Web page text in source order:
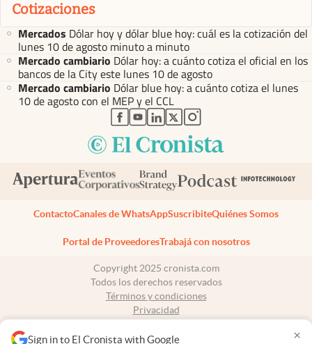
Sign in to El Cronista with Google ×
Cotizaciones
Mercados Dólar hoy y dólar blue hoy: cuál es la cotización del
lunes 10 de agosto minuto a minuto
Mercado cambiario Dólar hoy: a cuánto cotiza el oficial en los
bancos de la City este lunes 10 de agosto
Mercado cambiario Dólar blue hoy: a cuánto cotiza el lunes
10 de agosto con el MEP y el CCL
abre en nueva pestaña
abre en nueva pestaña
abre en nueva pestaña
abre en nueva pestaña
abre en nueva pestaña
ContactoCanales de WhatsAppSuscribiteQuiénes Somos
Portal de ProveedoresTrabajá con nosotros
Copyright 2025 cronista.com
Todos los derechos reservados
Términos y condiciones
Privacidad
Tel: +54 11 7078-3270